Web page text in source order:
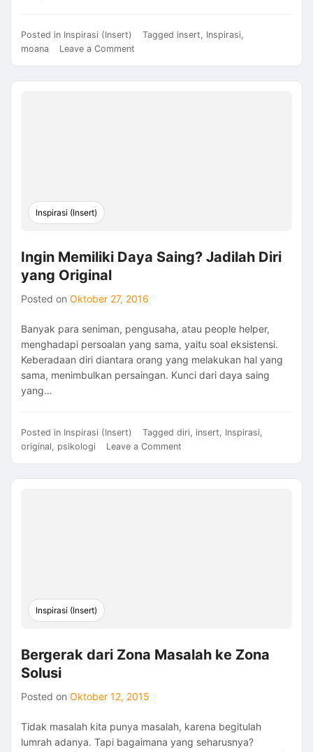
Posted in Inspirasi (Insert) Tagged insert, Inspirasi,
moana
Leave a Comment
Inspirasi (Insert)
Ingin Memiliki Daya Saing? Jadilah Diri
yang Original
Posted on Oktober 27, 2016
Banyak para seniman, pengusaha, atau people helper,
menghadapi persoalan yang sama, yaitu soal eksistensi.
Keberadaan diri diantara orang yang melakukan hal yang
sama, menimbulkan persaingan. Kunci dari daya saing
yang…
Posted in Inspirasi (Insert) Tagged diri, insert, Inspirasi,
original, psikologi Leave a Comment
Inspirasi (Insert)
Bergerak dari Zona Masalah ke Zona
Solusi
Posted on Oktober 12, 2015
Tidak masalah kita punya masalah, karena begitulah
lumrah adanya. Tapi bagaimana yang seharusnya?